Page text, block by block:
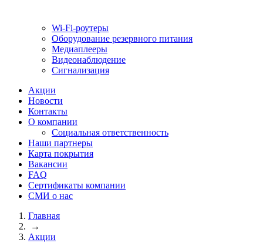
Wi-Fi-роутеры
Оборудование резервного питания
Медиаплееры
Видеонаблюдение
Сигнализация
Акции
Новости
Контакты
О компании
Социальная ответственность
Наши партнеры
Карта покрытия
Вакансии
FAQ
Сертификаты компании
СМИ о нас
Главная
→
Акции